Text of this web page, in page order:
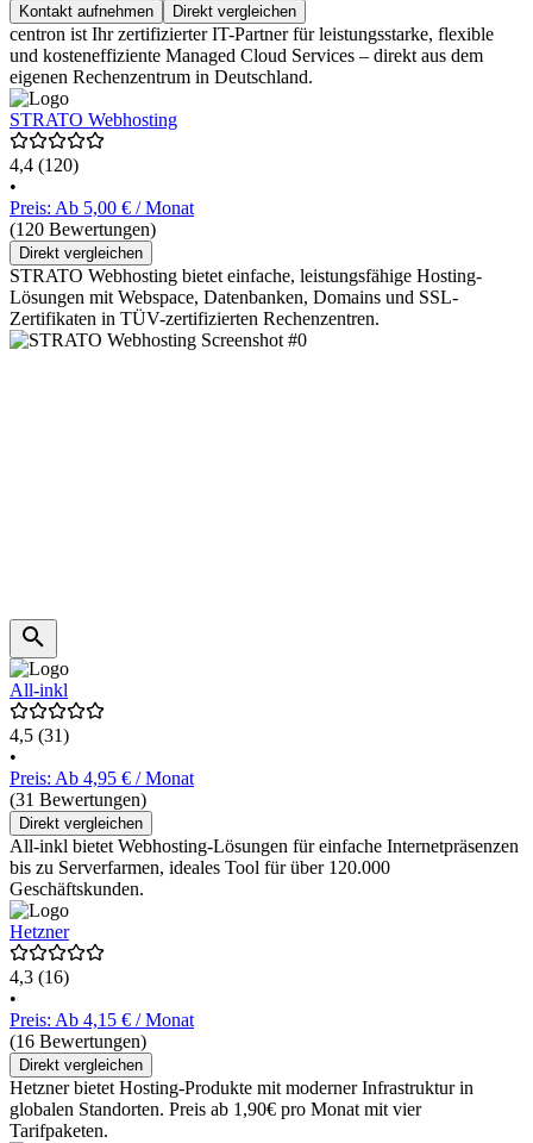
Kontakt aufnehmen Direkt vergleichen
centron ist Ihr zertifizierter IT-Partner für leistungsstarke, flexible
und kosteneffiziente Managed Cloud Services – direkt aus dem
eigenen Rechenzentrum in Deutschland.
STRATO Webhosting
4,4 (120)
•
Preis: Ab 5,00 € / Monat
(120 Bewertungen)
Direkt vergleichen
STRATO Webhosting bietet einfache, leistungsfähige Hosting-
Lösungen mit Webspace, Datenbanken, Domains und SSL-
Zertifikaten in TÜV-zertifizierten Rechenzentren.
All-inkl
4,5 (31)
•
Preis: Ab 4,95 € / Monat
(31 Bewertungen)
Direkt vergleichen
All-inkl bietet Webhosting-Lösungen für einfache Internetpräsenzen
bis zu Serverfarmen, ideales Tool für über 120.000
Geschäftskunden.
Hetzner
4,3 (16)
•
Preis: Ab 4,15 € / Monat
(16 Bewertungen)
Direkt vergleichen
Hetzner bietet Hosting-Produkte mit moderner Infrastruktur in
globalen Standorten. Preis ab 1,90€ pro Monat mit vier
Tarifpaketen.